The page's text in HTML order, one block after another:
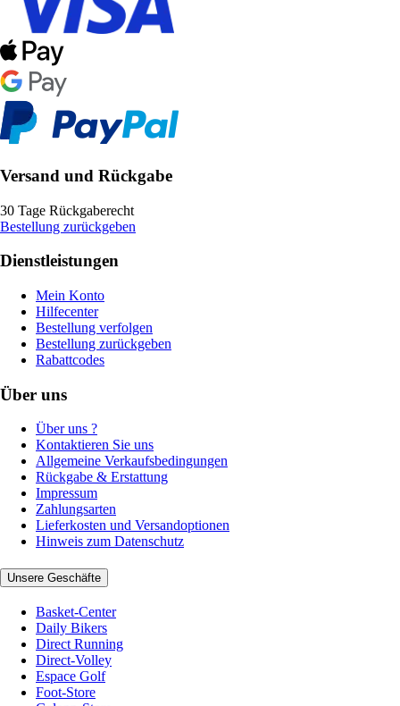
Versand und Rückgabe
30 Tage Rückgaberecht
Bestellung zurückgeben
Dienstleistungen
Mein Konto
Hilfecenter
Bestellung verfolgen
Bestellung zurückgeben
Rabattcodes
Über uns
Über uns ?
Kontaktieren Sie uns
Allgemeine Verkaufsbedingungen
Rückgabe & Erstattung
Impressum
Zahlungsarten
Lieferkosten und Versandoptionen
Hinweis zum Datenschutz
Unsere Geschäfte
Basket-Center
Daily Bikers
Direct Running
Direct-Volley
Espace Golf
Foot-Store